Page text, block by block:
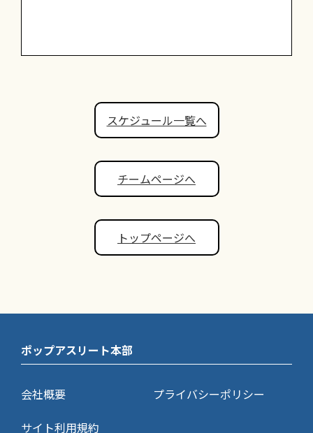
スケジュール一覧へ
チームページへ
トップページへ
ポップアスリート本部
会社概要
プライバシーポリシー
サイト利用規約